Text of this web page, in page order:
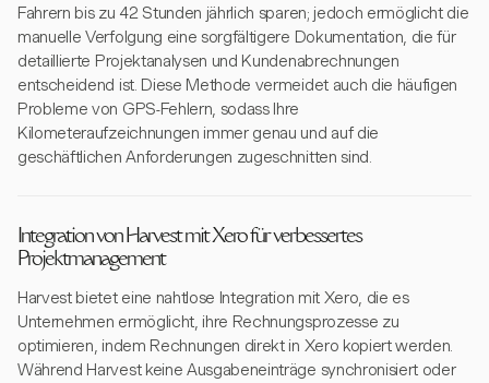
Fahrern bis zu 42 Stunden jährlich sparen; jedoch ermöglicht die
manuelle Verfolgung eine sorgfältigere Dokumentation, die für
detaillierte Projektanalysen und Kundenabrechnungen
entscheidend ist. Diese Methode vermeidet auch die häufigen
Probleme von GPS-Fehlern, sodass Ihre
Kilometeraufzeichnungen immer genau und auf die
geschäftlichen Anforderungen zugeschnitten sind.
Integration von Harvest mit Xero für verbessertes
Projektmanagement
Harvest bietet eine nahtlose Integration mit Xero, die es
Unternehmen ermöglicht, ihre Rechnungsprozesse zu
optimieren, indem Rechnungen direkt in Xero kopiert werden.
Während Harvest keine Ausgabeneinträge synchronisiert oder